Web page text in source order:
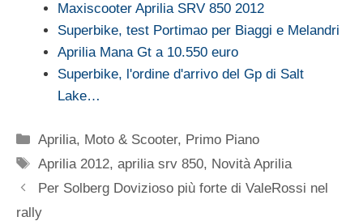
Maxiscooter Aprilia SRV 850 2012
Superbike, test Portimao per Biaggi e Melandri
Aprilia Mana Gt a 10.550 euro
Superbike, l'ordine d'arrivo del Gp di Salt
Lake…
Categorie
Aprilia, Moto & Scooter, Primo Piano
Tag
Aprilia 2012,aprilia srv 850, Novità Aprilia
Per Solberg Dovizioso più forte di ValeRossi nel
rally